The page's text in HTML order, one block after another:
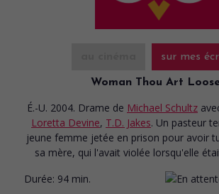
sur mes
Woman Thou Art
É.-U. 2004. Drame de Michael Schultz
Loretta Devine, T.D. Jakes. Un pasteur
jeune femme jetée en prison pour avoir
sa mère, qui l'avait violée lorsqu'elle
Durée: 94 min.